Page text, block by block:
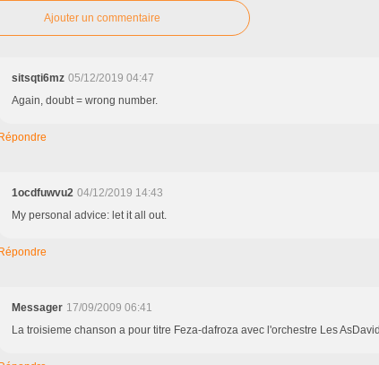
Ajouter un commentaire
sitsqti6mz 05/12/2019 04:47
Again, doubt = wrong number.
1ocdfuwvu2 04/12/2019 14:43
My personal advice: let it all out.
Messager 17/09/2009 06:41
La troisieme chanson a pour titre Feza-dafroza avec l'orchestre Les AsDavid